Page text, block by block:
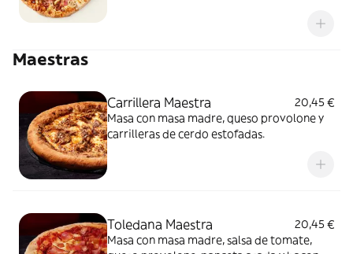
Maestras
Carrillera Maestra
20,45 €
Masa con masa madre, queso provolone y
carrilleras de cerdo estofadas.
Toledana Maestra
20,45 €
Masa con masa madre, salsa de tomate,